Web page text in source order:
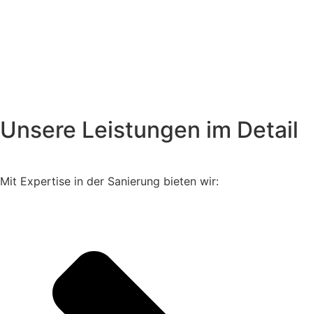
Unsere Leistungen im Detail
Mit Expertise in der Sanierung bieten wir: